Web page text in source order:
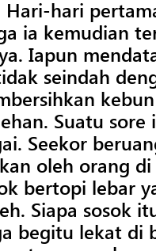
Hari-hari
ia kemudian
Iapun
seindah
Suatu
Seekor
oleh orang
bertopi lebar
Siapa sosok
begitu lekat di